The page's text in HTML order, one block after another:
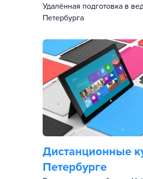
Удалённая подготовка в
Петербурга
Дистанционные
Петербурге